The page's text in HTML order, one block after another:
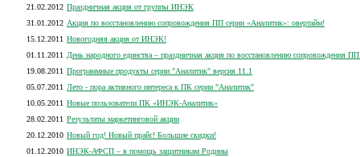
21.02.2012 Праздничная акция от группы ИНЭК
31.01.2012 Акция по восстановлению сопровождения ПП серии «Аналитик»: овертайм!
15.12.2011 Новогодняя акция от ИНЭК!
01.11.2011
День народного единства – праздничная акция по восстановлению сопровождения
19.08.2011 Программные продукты серии "Аналитик" версия 11.1
05.07.2011
Лето - пора активного интереса к ПК серии "Аналитик"
10.05.2011 Новые пользователи ПК «ИНЭК-Аналитик»
28.02.2011 Результаты маркетинговой акции
20.12.2010 Новый год! Новый прайс! Большие скидки!
01.12.2010 ИНЭК-АФСП – в помощь защитникам Родины